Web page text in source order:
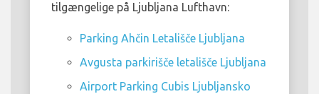
tilgængelige på Ljubljana Lufthavn:
Parking Ahčin Letališče Ljubljana
Avgusta parkirišče letališče Ljubljana
Airport Parking Cubis Ljubljansko